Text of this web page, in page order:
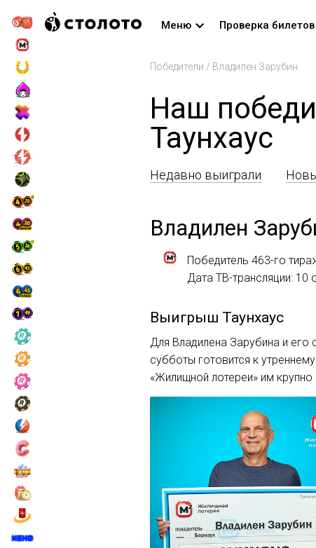
Меню Проверка билетов
Победители / Владилен Зарубин
Наш
Таунхаус
Недавно выиграли
Владилен
Победитель 463-го
Дата ТВ-трансляции: 10
Выигрыш Таунхаус
Для Владилена Зарубина и его
субботы готовится к
«Жилищной лотереи» им